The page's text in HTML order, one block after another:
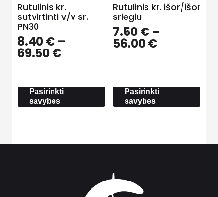
Rutulinis kr.
sutvirtinti v/v sr.
PN30
8.40€ –
69.50€Price
through
69.50 €
Pasirinkti
savybes
Rutulinis kr. išor/išor
sriegiu
7.50€ –
56.00€Price
56.00 €
Pasirinkti
savybes